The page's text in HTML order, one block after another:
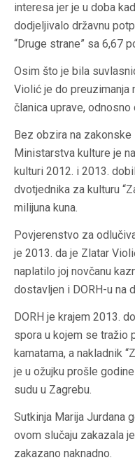
interesa jer je u doba
dodjeljivalo državnu
“Druge strane” sa 6,67
Osim što je bila
Violić je do
članica uprave,
Bez obzira na zakonske
Ministarstva kulture je
kulturi 2012. i 2013.
dvotjednika za kulturu
milijuna kuna.
Povjerenstvo za
je 2013. da je Zlatar
naplatilo joj novčanu
dostavljen i DORH-u na
DORH je krajem 2013.
spora u kojem se tražio
kamatama, a nakladnik
je u ožujku prošle
sudu u Zagrebu.
Sutkinja Marija Jurdana
ovom slučaju zakazala
zakazano naknadno.